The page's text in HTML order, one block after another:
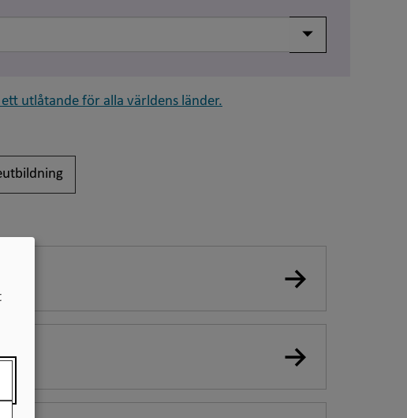
Visa/dölj meny
utlåtande för alla världens länder.